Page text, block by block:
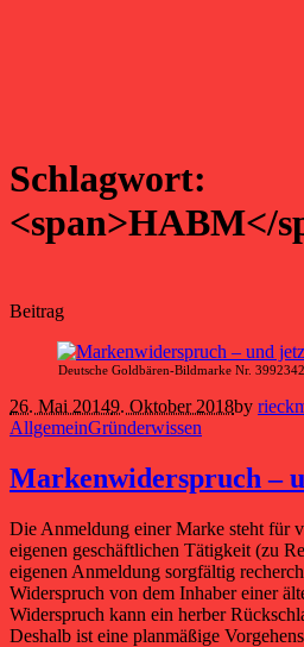
Schlagwort:
<span>HABM</
Beitrag
Deutsche Goldbären-Bildmarke Nr.
26. Mai 20149. Oktober 2018by
AllgemeinGründerwissen
Markenwiderspruch –
Die Anmeldung einer Marke steht für
eigenen geschäftlichen Tätigkeit (zu
eigenen Anmeldung sorgfältig
Widerspruch von dem Inhaber einer
Widerspruch kann ein herber
Deshalb ist eine planmäßige